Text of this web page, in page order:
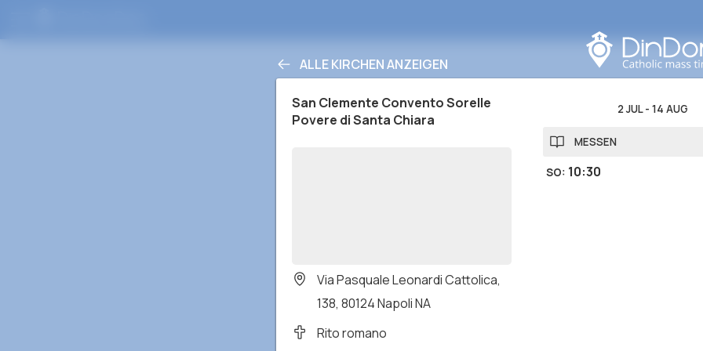
ALLE KIRCHEN ANZEIGEN
San Clemente Convento Sorelle
Povere di Santa Chiara
Via Pasquale Leonardi Cattolica,
138, 80124 Napoli NA
Rito romano
2 JUL- 14 AUG
MESSEN
SO: 10:30